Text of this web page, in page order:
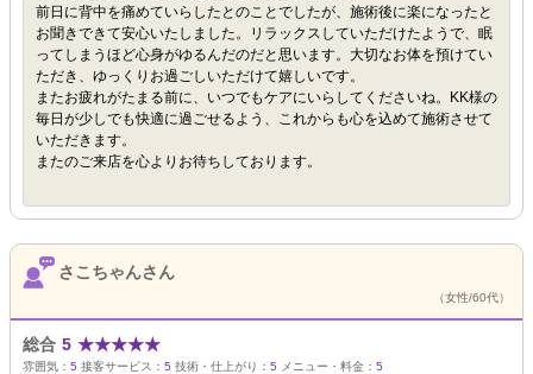
前日に背中を痛めていらしたとのことでしたが、施術後に楽になったと
お聞きできて安心いたしました。リラックスしていただけたようで、眠
ってしまうほど心身がゆるんだのだと思います。大切なお体を預けてい
ただき、ゆっくりお過ごしいただけて嬉しいです。
またお疲れがたまる前に、いつでもケアにいらしてくださいね。KK様の
毎日が少しでも快適に過ごせるよう、これからも心を込めて施術させて
いただきます。
またのご来店を心よりお待ちしております。
さこちゃんさん
（女性/60代）
総合 5 ★★★★★
雰囲気： 5 接客サービス： 5 技術・仕上がり： 5 メニュー・料金： 5